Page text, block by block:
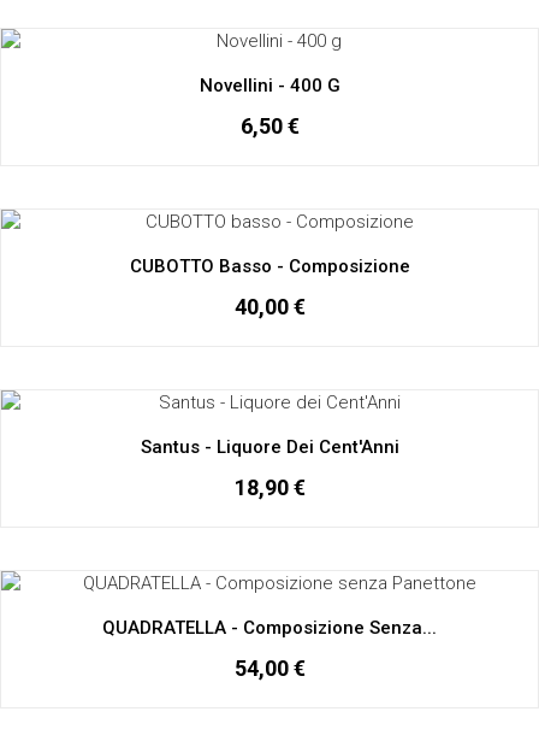
Novellini - 400 G
6,50 €
CUBOTTO Basso - Composizione
40,00 €
Santus - Liquore Dei Cent'Anni
18,90 €
QUADRATELLA - Composizione Senza...
54,00 €